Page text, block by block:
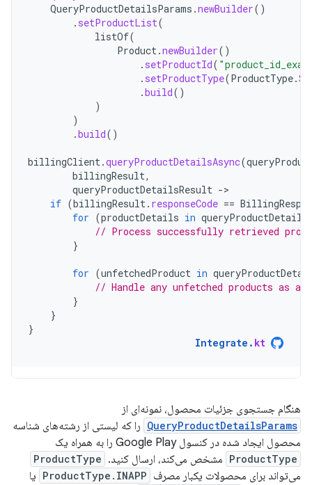
QueryProductDetailsParams .newBuilder()
. setProductList(
listOf(
Product.newBuilder()
. setProductId(
. setProductType(ProductType.
.build()
)
)
.build()
billingClient.queryProductDetailsAsync(
billingResult,
queryProductDetailsResult -
if (billingResult. responseCode ==
for (productDetails in
// Process successfully retrieved
}
for (unfetchedProduct in
// Handle any unfetched products as
}
}
}
Integrate . kt
هنگام جستجوی جزئیات محصول، نمونه‌ای از
QueryProductDetailsParams را که لیستی از رشته‌های شناسه
محصول ایجاد شده در کنسول Google Play را به همراه یک
ProductType مشخص می‌کند، ارسال کنید. ProductType
می‌تواند برای محصولات یکبار مصرف ProductType.INAPP یا